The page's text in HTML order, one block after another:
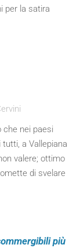
per la satira
che nei paesi
a Vallepiana
valere; ottimo
di svelare
più